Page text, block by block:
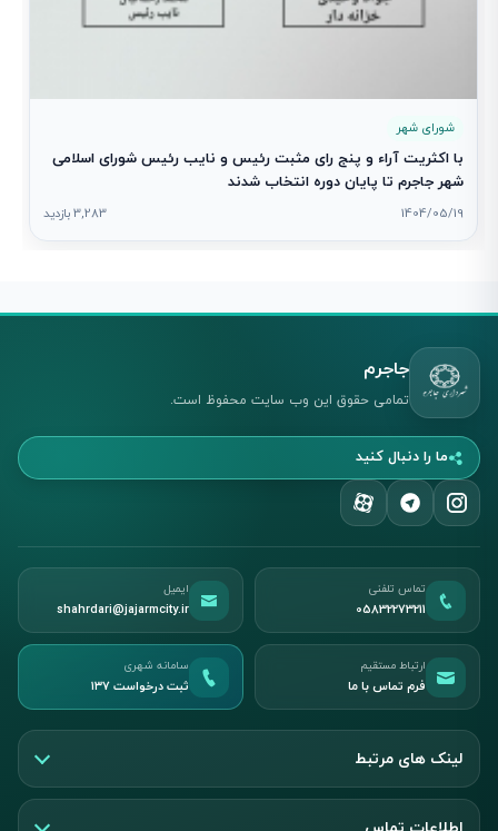
شورای شهر
با اکثریت آراء و پنج رای مثبت رئیس و نایب رئیس شورای اسلامی
شهر جاجرم تا پایان دوره انتخاب شدند
1404/05/19 3,283 بازدید
جاجرم
تمامی حقوق این وب سایت محفوظ است.
ما را دنبال کنید
تماس تلفنی
05832273211
ایمیل
shahrdari@jajarmcity.ir
ارتباط مستقیم
فرم تماس با ما
سامانه شهری
ثبت درخواست ۱۳۷
لینک های مرتبط